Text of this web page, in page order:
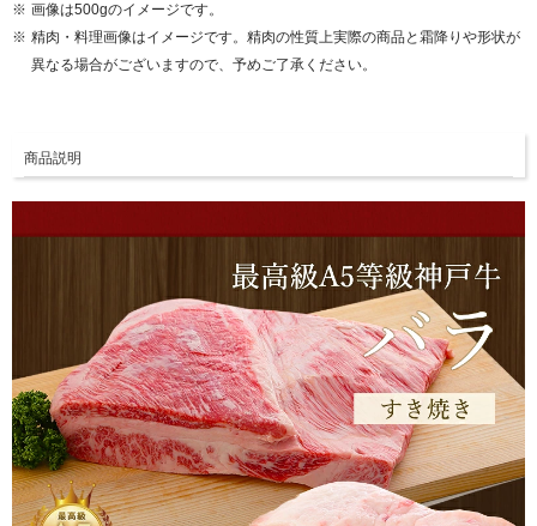
画像は500gのイメージです。
精肉・料理画像はイメージです。精肉の性質上実際の商品と霜降りや形状が
異なる場合がございますので、予めご了承ください。
商品説明